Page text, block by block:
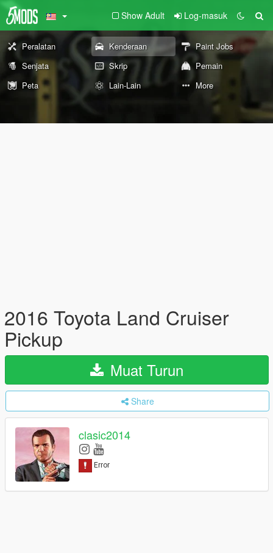
Show Adult Log-masuk
Peralatan Kenderaan
Paint Jobs
Senjata
Skrip
Pemain
Peta
Lain-Lain More
2016 Toyota Land Cruiser
Pickup
Muat Turun
Share
clasic2014